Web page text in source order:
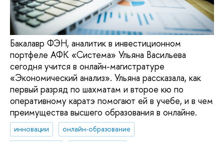
Бакалавр ФЭН, аналитик в инвестиционном
портфеле АФК «Система» Ульяна Васильева
сегодня учится в онлайн-магистратуре
«Экономический анализ». Ульяна рассказала, как
первый разряд по шахматам и второе кю по
оперативному каратэ помогают ей в учебе, и в чем
преимущества высшего образования в онлайне.
инновации
онлайн-образование